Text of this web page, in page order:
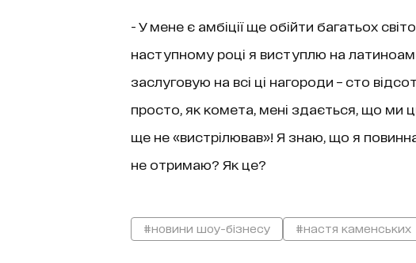
- У мене є амбіції ще обійти багатьох
наступному році я виступлю на
заслуговую на всі ці нагороди – сто
просто, як комета, мені здається, що ми
ще не «вистрілював»! Я знаю, що я
не отримаю? Як це?
#новини шоу-бізнесу #настя каменських